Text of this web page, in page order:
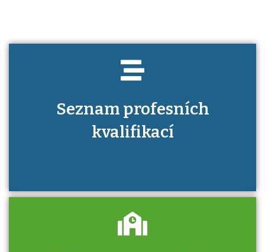
Seznam profesních
kvalifikací